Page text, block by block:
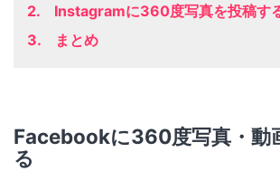
2. Instagramに360度写真を投稿す
3. まとめ
Facebookに360度写真・動
る